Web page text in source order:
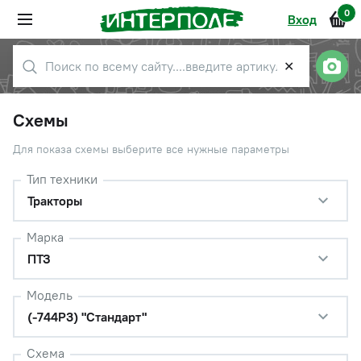
Вход 0
✕
Схемы
Для показа схемы выберите все нужные параметры
Тип техники
Тракторы
Марка
ПТЗ
Модель
(-744Р3) "Стандарт"
Схема